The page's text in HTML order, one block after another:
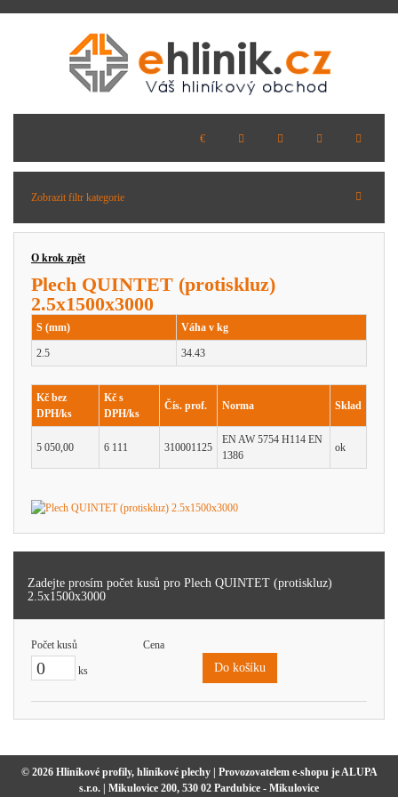
Zobrazit filtr kategorie
O krok zpět
Plech QUINTET (protiskluz)
2.5x1500x3000
S (mm) Váha v kg
2.5 34.43
Kč bez
DPH/ks
Kč s
DPH/ks
Čís. prof. Norma Sklad
5 050,00 6 111 310001125
EN AW 5754 H114 EN
1386
ok
Zadejte prosím počet kusů pro Plech QUINTET (protiskluz)
2.5x1500x3000
Počet kusů Cena
ks Do košíku
© 2026 Hliníkové profily, hliníkové plechy | Provozovatelem e-shopu je ALUPA
s.r.o. | Mikulovice 200, 530 02 Pardubice - Mikulovice